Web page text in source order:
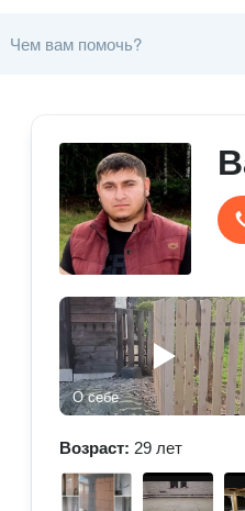
О себе
Возраст: 29 лет